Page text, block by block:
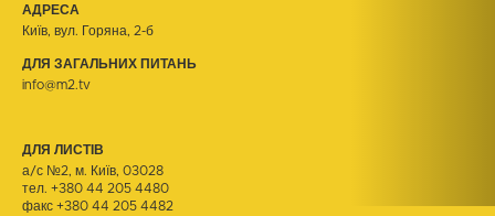
АДРЕСА
Київ, вул. Горяна, 2-б
ДЛЯ ЗАГАЛЬНИХ ПИТАНЬ
info@m2.tv
ДЛЯ ЛИСТІВ
а/с №2, м. Київ, 03028
тел. +380 44 205 4480
факс +380 44 205 4482